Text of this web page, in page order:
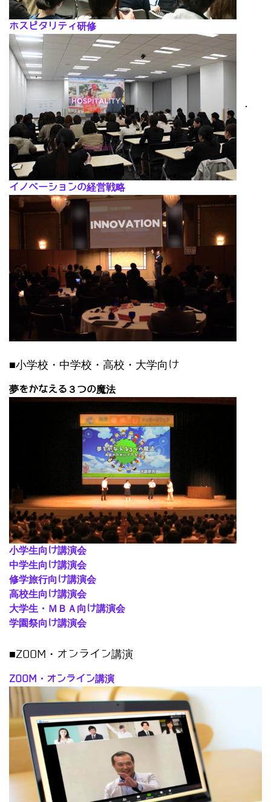
ホスピタリティ研修
･
イノベーションの経営戦略
■小学校・中学校・高校・大学向け
夢をかなえる３つの魔法
小学生向け講演会
中学生向け講演会
修学旅行向け講演会
高校生向け講演会
大学生・ＭＢＡ向け講演会
学園祭向け講演会
■ZOOM・オンライン講演
ZOOM・オンライン講演